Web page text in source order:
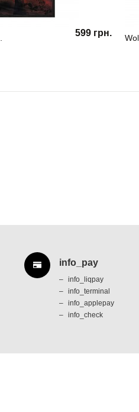
599 грн.
info_pay
info_liqpay
info_terminal
info_applepay
info_check